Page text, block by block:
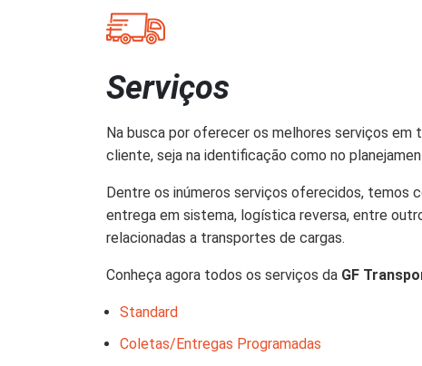
Serviços
Na busca por oferecer os melhores serviços em
cliente, seja na identificação como no
Dentre os inúmeros serviços oferecidos, temos
entrega em sistema, logística reversa, entre
relacionadas a transportes de cargas.
Conheça agora todos os serviços da GF
Standard
Coletas/Entregas Programadas